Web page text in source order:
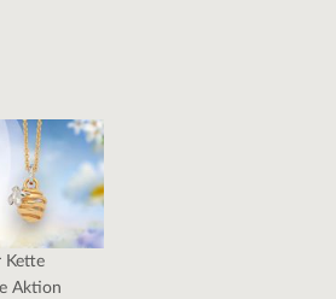
Kette
Aktion